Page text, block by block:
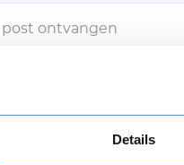
Details
ontvangen